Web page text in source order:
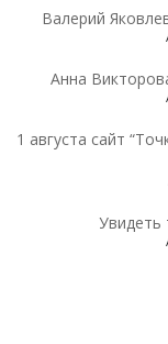
Валерий
Анна
1 августа сайт
Увидеть